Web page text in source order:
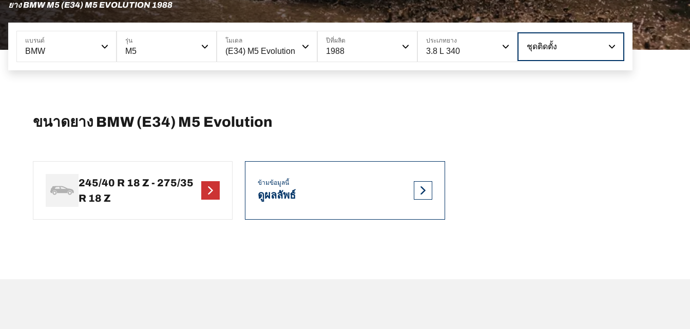
ยาง BMW M5 (E34) M5 EVOLUTION 1988
แบรนด์
BMW
รุ่น
M5
โมเดล
(E34) M5 Evolution
ปีที่ผลิต
1988
ประเภทยาง
3.8 L 340
ชุดติดตั้ง
ขนาดยาง BMW (E34) M5 Evolution
245/40 R 18 Z - 275/35
R 18 Z
ข้ามข้อมูลนี้
ดูผลลัพธ์